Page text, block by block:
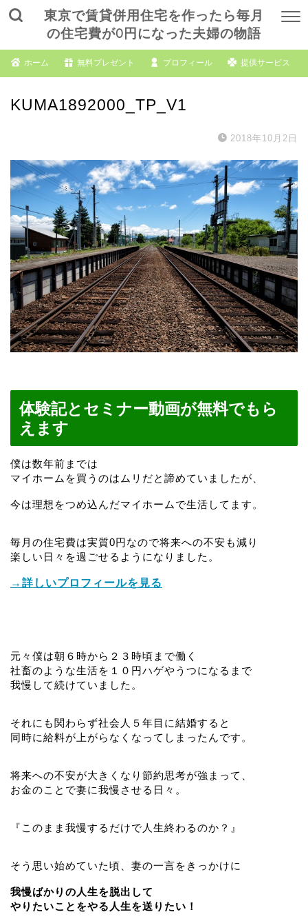
東京で賃貸併用住宅を作ったら毎月
の住宅費が0円になった夫婦の物語
ホーム 無料プレゼント プロフィール 提供サービス
KUMA1892000_TP_V1
2018年10月2日
体験記とセミナー動画が無料でもら
えます
僕は数年前までは
マイホームを買うのはムリだと諦めていましたが、
今は理想をつめ込んだマイホームで生活してます。
毎月の住宅費は実質0円なので将来への不安も減り
楽しい日々を過ごせるようになりました。
→詳しいプロフィールを見る
元々僕は朝６時から２３時頃まで働く
社畜のような生活を１０円ハゲやうつになるまで
我慢して続けていました。
それにも関わらず社会人５年目に結婚すると
同時に給料が上がらなくなってしまったんです。
将来への不安が大きくなり節約思考が強まって、
お金のことで妻に我慢させる日々。
『このまま我慢するだけで人生終わるのか？』
そう思い始めていた頃、妻の一言をきっかけに
我慢ばかりの人生を脱出して
やりたいことをやる人生を送りたい！